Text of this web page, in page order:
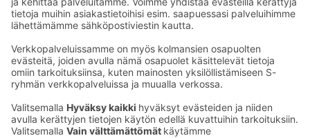
Ota yhteyttä
Hotellien yhteystiedot
Asiakaspalvelun yhteystiedot›
Palaute
Anna palautetta
Sokos Hotels uutiskirje
Tilaa uutiskirje
Saat Sokos Hotellien uusimmat
edut ja uutiset sähköpostiisi
kuukausittain.